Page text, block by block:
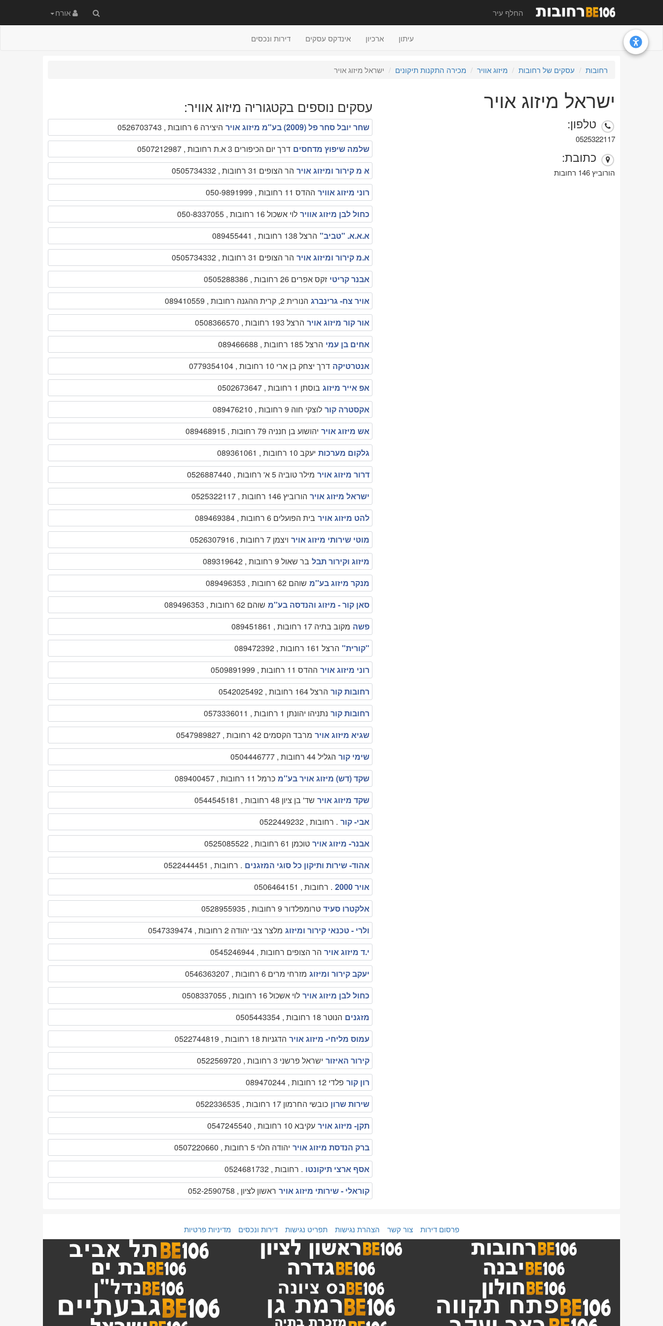
החלף עיר
חיפוש
באתר
אורח
עיתון ארכיון אינדקס עסקים דירות ונכסים
רחובות עסקים של רחובות מיזוג אוויר מכירה התקנות תיקונים ישראל מיזוג אויר
ישראל מיזוג אויר
טלפון:
0525322117
כתובת:
הורוביץ 146 רחובות
עסקים נוספים בקטגוריה מיזוג אוויר:
שחר יובל סחר פל (2009) בע"מ מיזוג אויר
היצירה 6 רחובות , 0526703743
שלמה שיפוץ מדחסים דרך יום הכיפורים 3 א.ת רחובות , 0507212987
א מ קירור ומיזוג אויר הר הצופים 31 רחובות , 0505734332
רוני מיזוג אוויר ההדס 11 רחובות , 050-9891999
כחול לבן מיזוג אוויר לוי אשכול 16 רחובות , 050-8337055
א.א.א. "טביב" הרצל 138 רחובות , 089455441
א.מ קירור ומיזוג אויר הר הצופים 31 רחובות , 0505734332
אבנר קריטי זקס אפרים 26 רחובות , 0505288386
אויר צח- גרינברג הנורית 2, קרית ההגנה רחובות , 089410559
אור קור מיזוג אויר הרצל 193 רחובות , 0508366570
אחים בן עמי הרצל 185 רחובות , 089466688
אנטרטיקה דרך יצחק בן ארי 10 רחובות , 0779354104
אפ אייר מיזוג בוסתן 1 רחובות , 0502673647
אקסטרה קור לוצקי חוה 9 רחובות , 089476210
אש מיזוג אויר יהושוע בן חנניה 79 רחובות , 089468915
גלקום מערכות יעקב 10 רחובות , 089361061
דרור מיזוג אויר מילר טוביה 5 א' רחובות , 0526887440
ישראל מיזוג אויר הורוביץ 146 רחובות , 0525322117
להט מיזוג אויר בית הפועלים 6 רחובות , 089469384
מוטי שירותי מיזוג אויר ויצמן 7 רחובות , 0526307916
מיזוג וקירור תבל בר שאול 9 רחובות , 089319642
מנקר מיזוג בע''מ שוהם 62 רחובות , 089496353
סאן קור - מיזוג והנדסה בע''מ שוהם 62 רחובות , 089496353
פשה מקוב בתיה 17 רחובות , 089451861
"קורית" הרצל 161 רחובות , 089472392
רוני מיזוג אויר ההדס 11 רחובות , 0509891999
רחובות קור הרצל 164 רחובות , 0542025492
רחובות קור נתניהו יהונתן 1 רחובות , 0573336011
שגיא מיזוג אויר מרבד הקסמים 42 רחובות , 0547989827
שימי קור הגליל 44 רחובות , 0504446777
שקד (דש) מיזוג אויר בע''מ כרמל 11 רחובות , 089400457
שקד מיזוג אויר שד' בן ציון 48 רחובות , 0544545181
אבי- קור . רחובות , 0522449232
אבנר- מיזוג אויר טוכמן 61 רחובות , 0525085522
אהוד- שירות ותיקון כל סוגי המזגנים . רחובות , 0522444451
אויר 2000
. רחובות , 0506464151
אלקטרו סעיד טרומפלדור 9 רחובות , 0528955935
ולרי - טכנאי קירור ומיזוג מלצר צבי יהודה 2 רחובות , 0547339474
י.ד מיזוג אויר הר הצופים רחובות , 0545246944
יעקב קירור ומיזוג מזרחי מרים 6 רחובות , 0546363207
כחול לבן מיזוג אויר לוי אשכול 16 רחובות , 0508337055
מזגנים הנוטר 18 רחובות , 0505443354
עמוס מליחי- מיזוג אויר הדגניות 18 רחובות , 0522744819
קירור האיזור ישראל פרשני 3 רחובות , 0522569720
רון קור פלדי 12 רחובות , 089470244
שירות שרון כובשי החרמון 17 רחובות , 0522336535
תקן- מיזוג אויר עקיבא 10 רחובות , 0547245540
ברק הנדסת מיזוג אויר יהודה הלוי 5 רחובות , 0507220660
אסף ארצי תיקונטו . רחובות , 0524681732
קוראלי - שירותי מיזוג אויר ראשון לציון , 052-2590758
פרסום דירות צור קשר הצהרת נגישות תפריט נגישות דירות ונכסים מדיניות פרטיות